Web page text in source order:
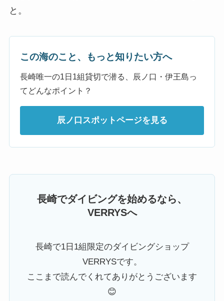
と。
この海のこと、もっと知りたい方へ
長崎唯一の1日1組貸切で潜る、辰ノ口・伊王島っ
てどんなポイント？
辰ノ口スポットページを見る
長崎でダイビングを始めるなら、
VERRYSへ
長崎で1日1組限定のダイビングショップ
VERRYSです。
ここまで読んでくれてありがとうございます
😊